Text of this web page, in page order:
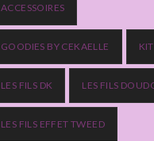
ACCESSOIRES
GOODIES BY CEKAELLE KIT
LES FILS DK LES FILS
LES FILS EFFET TWEED